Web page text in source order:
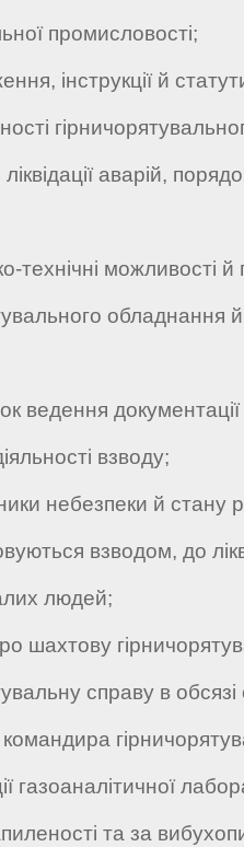
промисловості;
інструкції й
аварій,
можливості й
обладнання
ведення документації
взводу;
небезпеки й стану
взводом, до
людей;
шахтову
справу в
командира
та за